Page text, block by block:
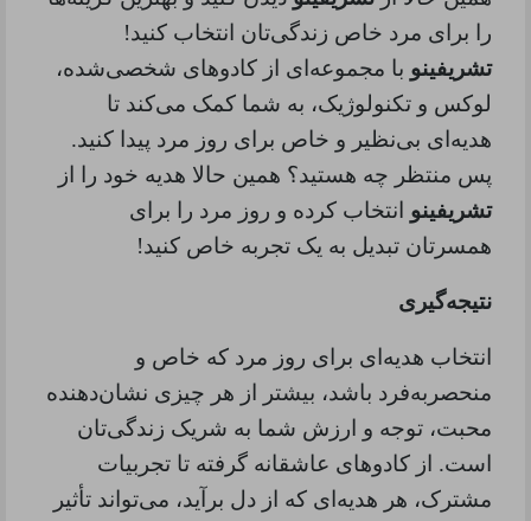
را برای مرد خاص زندگی‌تان انتخاب کنید!
تشریفینو با مجموعه‌ای از کادوهای شخصی‌شده،
لوکس و تکنولوژیک، به شما کمک می‌کند تا
هدیه‌ای بی‌نظیر و خاص برای روز مرد پیدا کنید.
پس منتظر چه هستید؟ همین حالا هدیه خود را از
تشریفینو انتخاب کرده و روز مرد را برای
همسرتان تبدیل به یک تجربه خاص کنید!
نتیجه‌گیری
انتخاب هدیه‌ای برای روز مرد که خاص و
منحصربه‌فرد باشد، بیشتر از هر چیزی نشان‌دهنده
محبت، توجه و ارزش شما به شریک زندگی‌تان
است. از کادوهای عاشقانه گرفته تا تجربیات
مشترک، هر هدیه‌ای که از دل برآید، می‌تواند تأثیر